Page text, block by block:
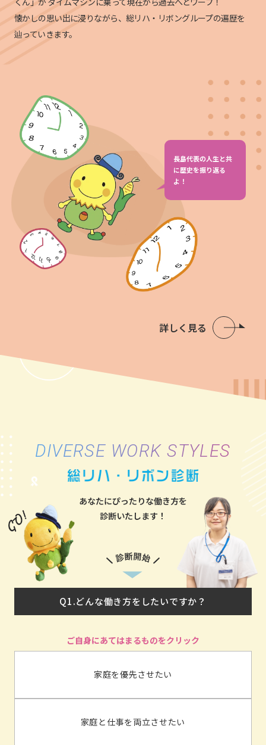
懐かしの思い出に浸りながら、総リハ・リボングループの遍歴を
辿っていきます。
詳しく見る
長島代表の人生と共
に歴史を振り返る
よ！
DIVERSE WORK STYLES
あなたにぴったりな働き方を
診断いたします！
Q1.どんな働き方をしたいですか？
家庭を優先させたい
家庭と仕事を両立させたい